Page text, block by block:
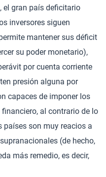
el gran país deficitario
inversores siguen
mantener sus déficit
su poder monetario),
por cuenta corriente
presión alguna por
capaces de imponer los
al contrario de lo
países son muy reacios a
(de hecho,
más remedio, es decir,